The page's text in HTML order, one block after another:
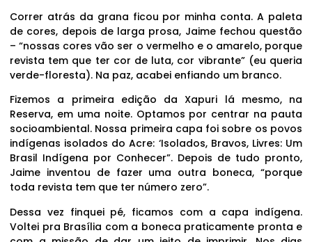
Correr atrás da grana ficou por minha conta. A paleta
de cores, depois de larga prosa, Jaime fechou questão
– “nossas cores vão ser o vermelho e o amarelo, porque
revista tem que ter cor de luta, cor vibrante” (eu queria
verde-floresta). Na paz, acabei enfiando um branco.
Fizemos a primeira edição da Xapuri lá mesmo, na
Reserva, em uma noite. Optamos por centrar na pauta
socioambiental. Nossa primeira capa foi sobre os povos
indígenas isolados do Acre: ‘Isolados, Bravos, Livres: Um
Brasil Indígena por Conhecer”. Depois de tudo pronto,
Jaime inventou de fazer uma outra boneca, “porque
toda revista tem que ter número zero”.
Dessa vez finquei pé, ficamos com a capa indígena.
Voltei pra Brasília com a boneca praticamente pronta e